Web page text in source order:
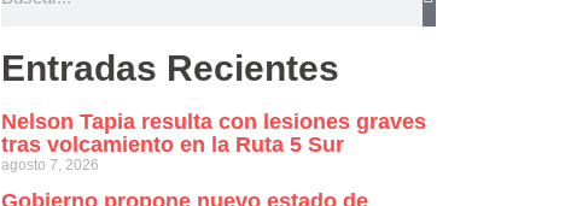
Entradas Recientes
Nelson Tapia resulta con lesiones graves
tras volcamiento en la Ruta 5 Sur
agosto 7, 2026
Gobierno propone nuevo estado de